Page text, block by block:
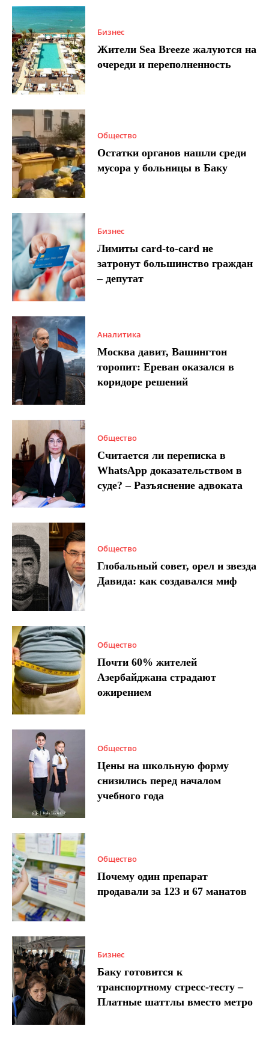
Бизнес
Жители Sea Breeze жалуются на
очереди и переполненность
Общество
Остатки органов нашли среди
мусора у больницы в Баку
Бизнес
Лимиты card-to-card не
затронут большинство граждан
– депутат
Аналитика
Москва давит, Вашингтон
торопит: Ереван оказался в
коридоре решений
Общество
Считается ли переписка в
WhatsApp доказательством в
суде? – Разъяснение адвоката
Общество
Глобальный совет, орел и звезда
Давида: как создавался миф
Общество
Почти 60% жителей
Азербайджана страдают
ожирением
Общество
Цены на школьную форму
снизились перед началом
учебного года
Общество
Почему один препарат
продавали за 123 и 67 манатов
Бизнес
Баку готовится к
транспортному стресс-тесту –
Платные шаттлы вместо метро